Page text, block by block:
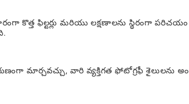
ఫిల్టర్లు మరియు లక్షణాలను స్థిరంగా పరిచయం
మార్చవచ్చు, వారి వ్యక్తిగత ఫోటోగ్రఫీ శైలులను